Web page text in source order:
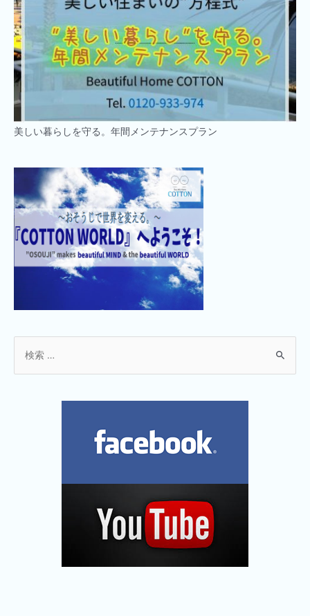
美しい暮らしを守る。年間メンテナンスプラン